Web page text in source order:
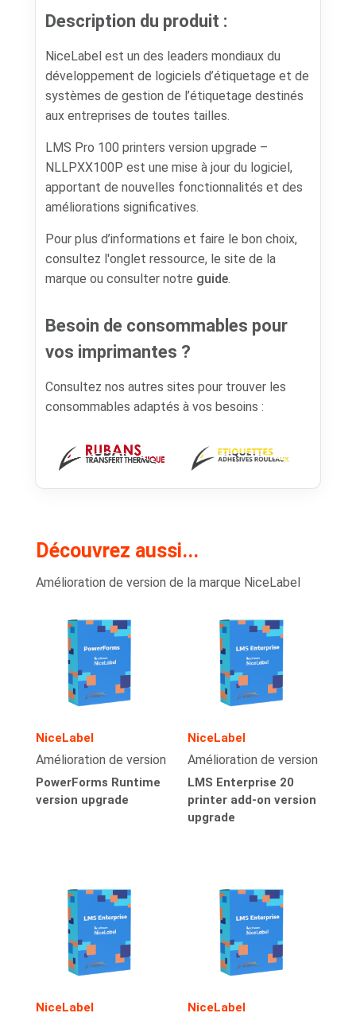
Description du produit :
NiceLabel est un des leaders mondiaux du
développement de logiciels d’étiquetage et de
systèmes de gestion de l’étiquetage destinés
aux entreprises de toutes tailles.
LMS Pro 100 printers version upgrade –
NLLPXX100P est une mise à jour du logiciel,
apportant de nouvelles fonctionnalités et des
améliorations significatives.
Pour plus d’informations et faire le bon choix,
consultez l'onglet ressource, le site de la
marque ou consulter notre guide.
Besoin de consommables pour
vos imprimantes ?
Consultez nos autres sites pour trouver les
consommables adaptés à vos besoins :
Découvrez aussi...
Amélioration de version de la marque NiceLabel
NiceLabel
Amélioration de version
PowerForms Runtime
version upgrade
NiceLabel
Amélioration de version
LMS Enterprise 20
printer add-on version
upgrade
NiceLabel NiceLabel